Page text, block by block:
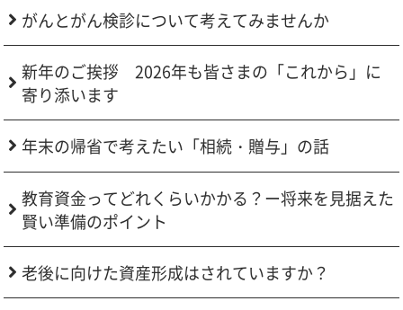
がんとがん検診について考えてみませんか
新年のご挨拶 2026年も皆さまの「これから」に
寄り添います
年末の帰省で考えたい「相続・贈与」の話
教育資金ってどれくらいかかる？ー将来を見据えた
賢い準備のポイント
老後に向けた資産形成はされていますか？